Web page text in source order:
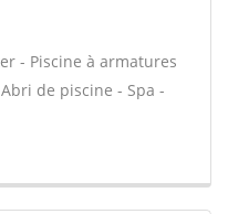
- Piscine à armatures
de piscine - Spa -